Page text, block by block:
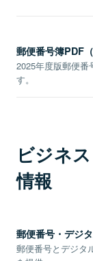
郵便番号簿PDF
2025年度版郵便番
す。
ビジネ
情報
郵便番号・デジ
郵便番号とデジタ